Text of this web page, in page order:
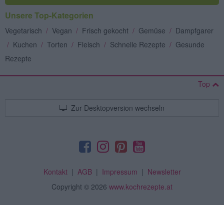
Unsere Top-Kategorien
Vegetarisch / Vegan / Frisch gekocht / Gemüse / Dampfgarer
/ Kuchen / Torten / Fleisch / Schnelle Rezepte / Gesunde
Rezepte
Top
Zur Desktopversion wechseln
Kontakt| AGB| Impressum | Newsletter
Copyright © 2026 www.kochrezepte.at